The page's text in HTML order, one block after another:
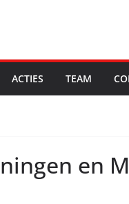
ACTIES TEAM
en